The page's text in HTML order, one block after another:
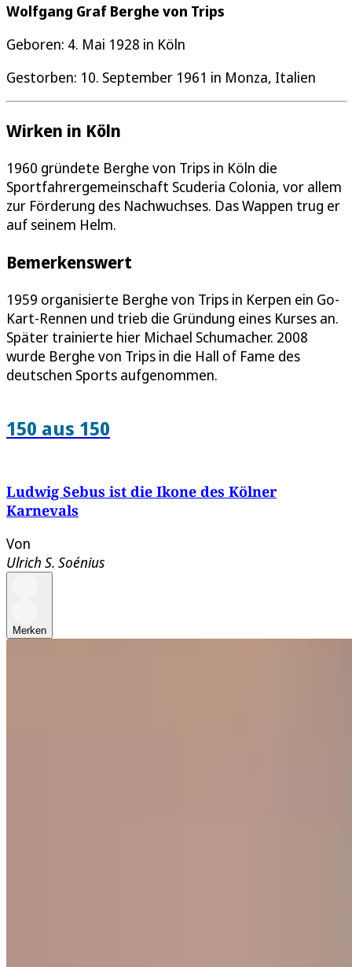
Wolfgang Graf Berghe von Trips
Geboren: 4. Mai 1928 in Köln
Gestorben: 10. September 1961 in Monza, Italien
Wirken in Köln
1960 gründete Berghe von Trips in Köln die
Sportfahrergemeinschaft Scuderia Colonia, vor allem
zur Förderung des Nachwuchses. Das Wappen trug er
auf seinem Helm.
Bemerkenswert
1959 organisierte Berghe von Trips in Kerpen ein Go-
Kart-Rennen und trieb die Gründung eines Kurses an.
Später trainierte hier Michael Schumacher. 2008
wurde Berghe von Trips in die Hall of Fame des
deutschen Sports aufgenommen.
150 aus 150
Ludwig Sebus ist die Ikone des Kölner
Karnevals
Von
Ulrich S. Soénius
Merken